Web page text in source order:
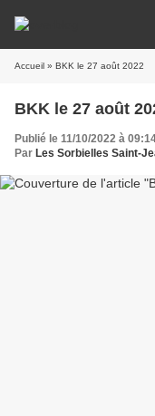
Accueil » BKK le 27 août 2022
BKK le 27 août
Publié le 11/10/2022 à
Par Les Sorbielles Saint-